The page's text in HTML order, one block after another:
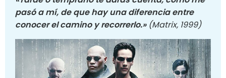
pasó a mí, de que hay una diferencia entre
conocer el camino y recorrerlo.» (Matrix, 1999)